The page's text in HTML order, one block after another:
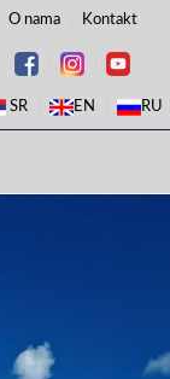
O nama Kontakt
SR EN RU